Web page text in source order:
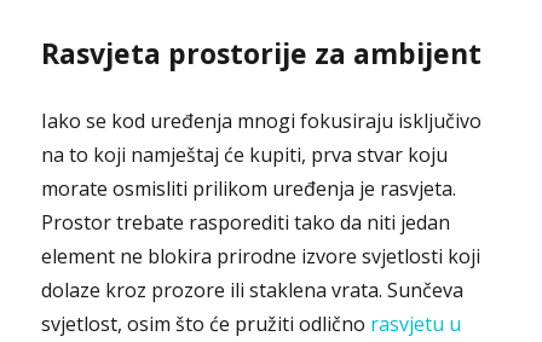
Rasvjeta prostorije za ambijent
Iako se kod uređenja mnogi fokusiraju isključivo
na to koji namještaj će kupiti, prva stvar koju
morate osmisliti prilikom uređenja je rasvjeta.
Prostor trebate rasporediti tako da niti jedan
element ne blokira prirodne izvore svjetlosti koji
dolaze kroz prozore ili staklena vrata. Sunčeva
svjetlost, osim što će pružiti odlično rasvjetu u